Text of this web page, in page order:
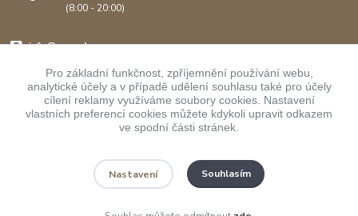
(8:00 - 20:00)
info@avcenter.cz
Upravit sběr cookies.
Pro základní funkčnost, zpříjemnění používání webu,
analytické účely a v případě udělení souhlasu také pro účely
cílení reklamy využíváme soubory cookies. Nastavení
vlastních preferencí cookies můžete kdykoli upravit odkazem
ve spodní části stránek.
Nastavení Souhlasím